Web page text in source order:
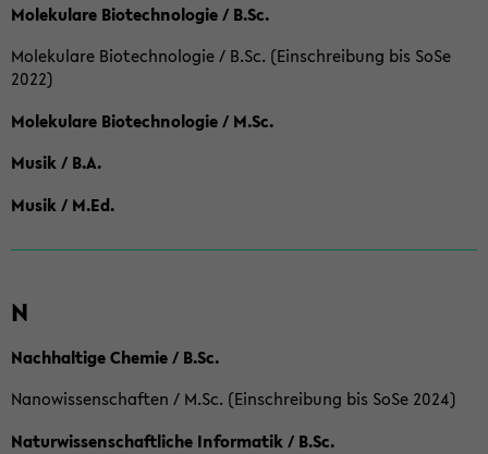
Molekulare Biotechnologie / B.Sc.
Molekulare Biotechnologie / B.Sc. (Einschreibung bis SoSe
2022)
Molekulare Biotechnologie / M.Sc.
Musik / B.A.
Musik / M.Ed.
N
Nachhaltige Chemie / B.Sc.
Nanowissenschaften / M.Sc. (Einschreibung bis SoSe 2024)
Naturwissenschaftliche Informatik / B.Sc.